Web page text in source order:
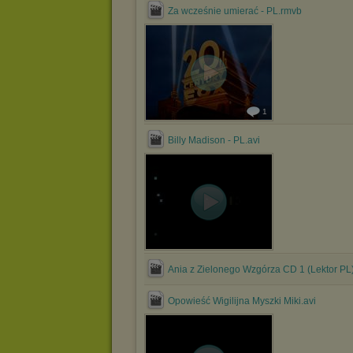
Za wcześnie umierać - PL.rmvb
1
Billy Madison - PL.avi
Ania z Zielonego Wzgórza CD 1 (Lektor
Opowieść Wigilijna Myszki Miki.avi